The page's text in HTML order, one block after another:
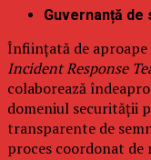
Guvernanță
Înființată de aproape
Incident Response
colaborează
domeniul securității
transparente de
proces coordonat de